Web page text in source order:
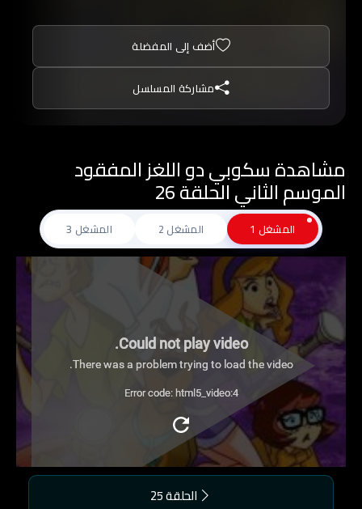
مخلوقات غامضة، وأسرار قديمة مرتبطة بتاريخ
المدينة. مع حس الفكاهة المعتاد وروح الفريق،
ينجحون دائمًا في كشف الحقيقة خلف كل لغز.
أضف إلى المفضلة
مشاركة المسلسل
مشاهدة سكوبي دو اللغز المفقود
الموسم الثاني الحلقة 26
المشغل 1 المشغل 2 المشغل 3
Could not play video.
There was a problem trying to load the video.
Error code: html5_video:4
الحلقة 25